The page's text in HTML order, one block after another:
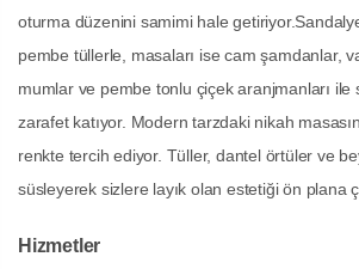
oturma düzenini samimi hale
pembe tüllerle, masaları ise cam şamdanlar,
mumlar ve pembe tonlu çiçek aranjmanları ile
zarafet katıyor. Modern tarzdaki nikah
renkte tercih ediyor. Tüller, dantel örtüler ve
süsleyerek sizlere layık olan estetiği ön plana
Hizmetler